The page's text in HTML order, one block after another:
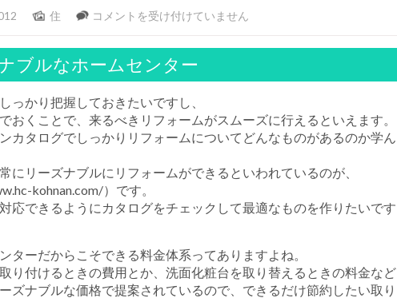
住
住
に
関
す
あ
れ
こ
を
は
コメントを受け付けていません
ブルなホームセンター
っかり把握しておきたいですし、
おくことで、来るべきリフォームがスムーズに行えるといえます。
カタログでしっかりリフォームについてどんなものがあるのか学ん
にリーズナブルにリフォームができるといわれているのが、
kohnan.com/）です。
応できるようにカタログをチェックして最適なものを作りたいです
ターだからこそできる料金体系ってありますよね。
り付けるときの費用とか、洗面化粧台を取り替えるときの料金など
ズナブルな価格で提案されているので、できるだけ節約したい取り